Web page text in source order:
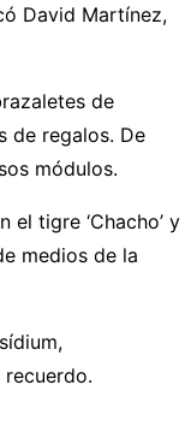
David Martínez,
de
de regalos. De
módulos.
el tigre ‘Chacho’ y
medios de la